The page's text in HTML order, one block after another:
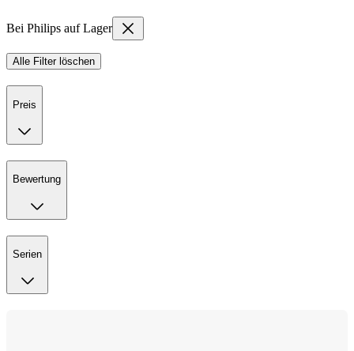
Bei Philips auf Lager
Alle Filter löschen
Preis
Bewertung
Serien